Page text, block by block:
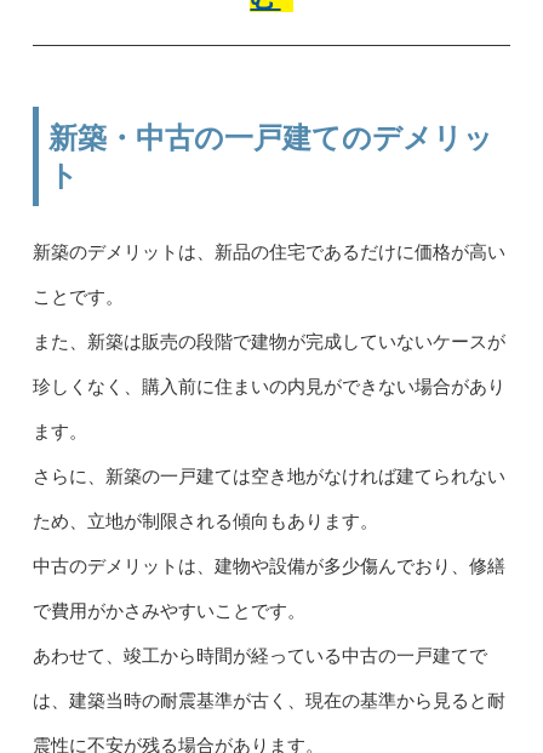
新築・中古の一戸建てのデメリッ
ト
新築のデメリットは、新品の住宅であるだけに価格が高い
ことです。
また、新築は販売の段階で建物が完成していないケースが
珍しくなく、購入前に住まいの内見ができない場合があり
ます。
さらに、新築の一戸建ては空き地がなければ建てられない
ため、立地が制限される傾向もあります。
中古のデメリットは、建物や設備が多少傷んでおり、修繕
で費用がかさみやすいことです。
あわせて、竣工から時間が経っている中古の一戸建てで
は、建築当時の耐震基準が古く、現在の基準から見ると耐
震性に不安が残る場合があります。